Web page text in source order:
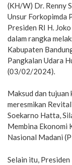
(KH/W) Dr. Renny
Unsur Forkopimda
Presiden RI H.
dalam rangka
Kabupaten
Pangkalan Udara
(03/02/2024).
Maksud dan
meresmikan
Soekarno Hatta,
Membina Ekonomi
Nasional Madani
Selain itu,